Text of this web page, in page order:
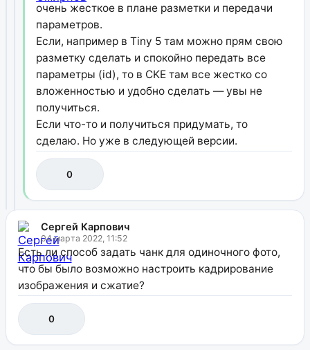
очень жесткое в плане разметки и передачи
параметров.
Если, например в Tiny 5 там можно прям свою
разметку сделать и спокойно передать все
параметры (id), то в CKE там все жестко со
вложенностью и удобно сделать — увы не
получиться.
Если что-то и получиться придумать, то
сделаю. Но уже в следующей версии.
0
Сергей Карпович
04 марта 2022, 11:52
Есть ли способ задать чанк для одиночного фото,
что бы было возможно настроить кадрирование
изображения и сжатие?
0